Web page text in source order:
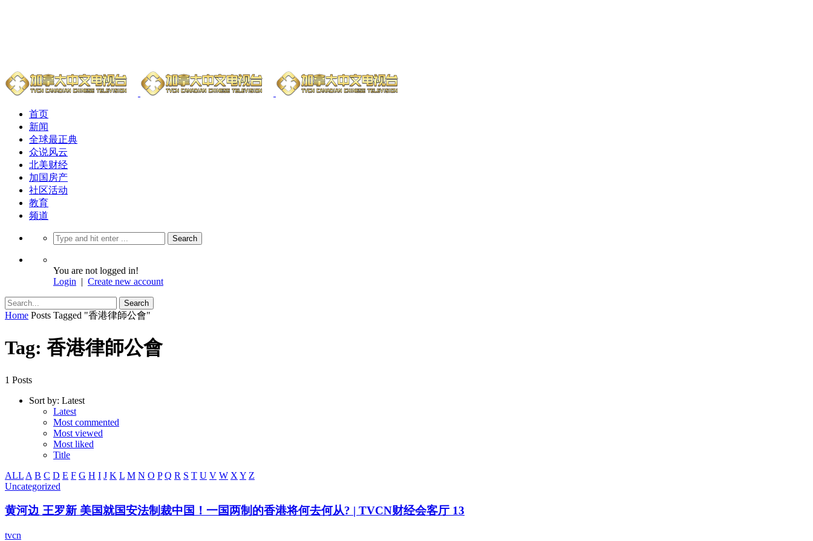
首页
新闻
全球最正典
众说风云
北美财经
加国房产
社区活动
教育
频道
You are not logged in!
Login | Create new account
Home Posts Tagged "香港律師公會"
Tag: 香港律師公會
1 Posts
Sort by: Latest
Latest
Most commented
Most viewed
Most liked
Title
ALL A B C D E F G H I J K L M N O P Q R S T U V W X Y Z
Uncategorized
黄河边 王罗新 美国就国安法制裁中国！一国两制的香港将何去何从? | TVCN财经会客厅 13
tvcn